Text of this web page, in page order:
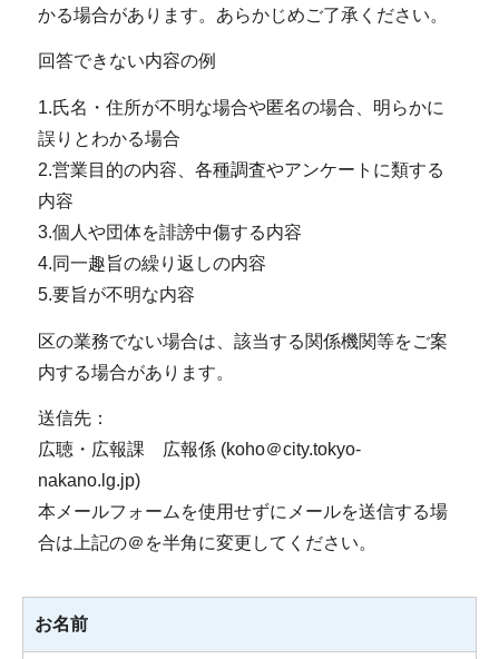
かる場合があります。あらかじめご了承ください。
回答できない内容の例
1.氏名・住所が不明な場合や匿名の場合、明らかに
誤りとわかる場合
2.営業目的の内容、各種調査やアンケートに類する
内容
3.個人や団体を誹謗中傷する内容
4.同一趣旨の繰り返しの内容
5.要旨が不明な内容
区の業務でない場合は、該当する関係機関等をご案
内する場合があります。
送信先：
広聴・広報課 広報係 (koho＠city.tokyo-
nakano.lg.jp)
本メールフォームを使用せずにメールを送信する場
合は上記の＠を半角に変更してください。
お名前